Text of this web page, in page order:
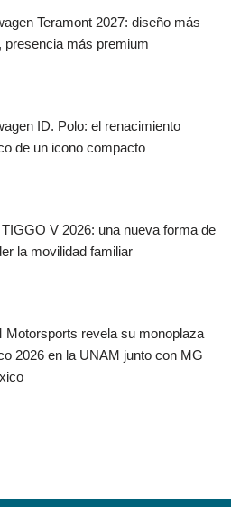
Teramont 2027: diseño más
presencia más premium
ID. Polo: el renacimiento
de un icono compacto
V 2026: una nueva forma de
la movilidad familiar
Motorsports revela su monoplaza
2026 en la UNAM junto con MG